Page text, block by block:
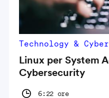
Technology &
Linux per System
Cybersecurity
6:22 ore